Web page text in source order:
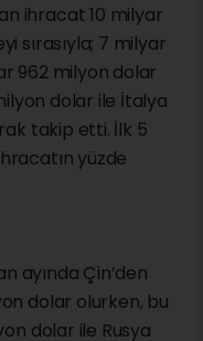
ihracat 10 milyar
sırasıyla; 7 milyar
962 milyon dolar
dolar ile İtalya
takip etti. İlk 5
yüzde
ayında Çin’den
dolar olurken, bu
dolar ile Rusya